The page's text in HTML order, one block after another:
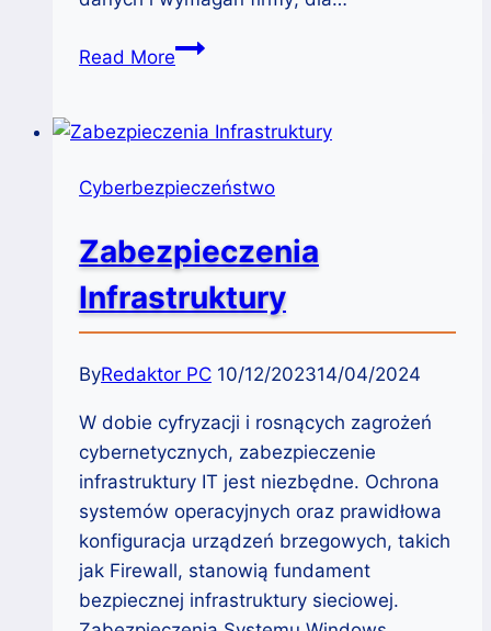
Read MoreKompleksowe
w
i
przedsiębiorstwach:
Przewodnik
krok
kroku
Cyberbezpieczeństwo
Zabezpieczenia
Infrastruktury
ByRedaktor PC 10/12/202314/04/2024
W dobie cyfryzacji i rosnących zagrożeń
cybernetycznych, zabezpieczenie
infrastruktury IT jest niezbędne. Ochrona
systemów operacyjnych oraz prawidłowa
konfiguracja urządzeń brzegowych, takich
jak Firewall, stanowią fundament
bezpiecznej infrastruktury sieciowej.